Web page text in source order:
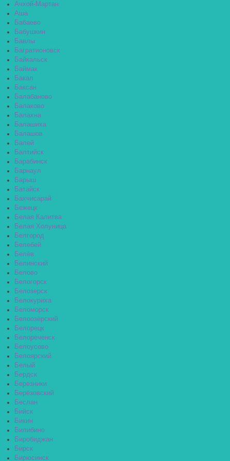
Ачхой-Мартан
Аша
Бабаево
Бабушкин
Бавлы
Багратионовск
Байкальск
Баймак
Бакал
Баксан
Балабаново
Балаково
Балахна
Балашиха
Балашов
Балей
Балтийск
Барабинск
Барнаул
Барыш
Батайск
Бахчисарай
Бежецк
Белая Калитва
Белая Холуница
Белгород
Белебей
Белёв
Белинский
Белово
Белогорск
Белозерск
Белокуриха
Беломорск
Белоозёрский
Белорецк
Белореченск
Белоусово
Белоярский
Белый
Бердск
Березники
Берёзовский
Беслан
Бийск
Бикин
Билибино
Биробиджан
Бирск
Бирюсинск